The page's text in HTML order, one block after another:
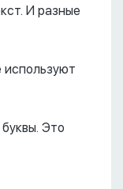
И разные
Это